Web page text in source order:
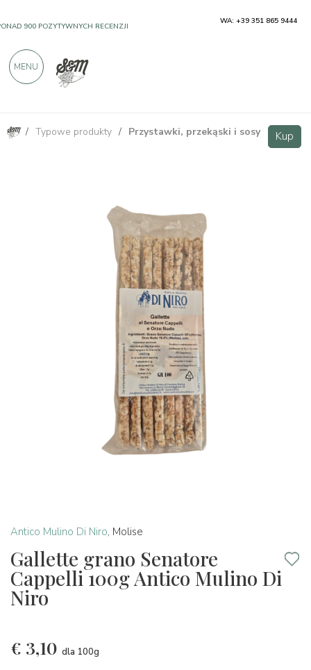
/ Typowe produkty / Przystawki, przekąski i sosy Kup
Antico Mulino Di Niro, Molise
Gallette grano Senatore
Cappelli 100g Antico Mulino Di
Niro
€ 3,10 dla 100g
Gallette grano Senatore Cappelli 100g Antico Mulino Di Niro Kup
900 POZYTYWNYCH RECENZJI WA: +39 351 865 9444
MENU